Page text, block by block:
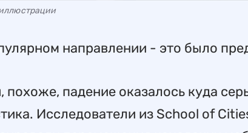
направлении - это было
падение оказалось куда
Исследователи из School of